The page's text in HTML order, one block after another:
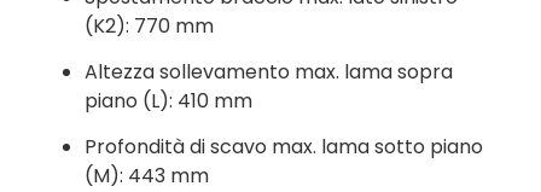
(K2): 770 mm
Altezza sollevamento max. lama sopra
piano (L): 410 mm
Profondità di scavo max. lama sotto piano
(M): 443 mm